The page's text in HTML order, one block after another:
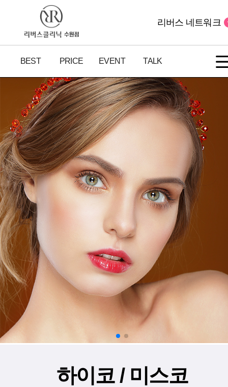
BEST PRICE EVENT TALK
리버스 네트워크
하이코 / 미스코